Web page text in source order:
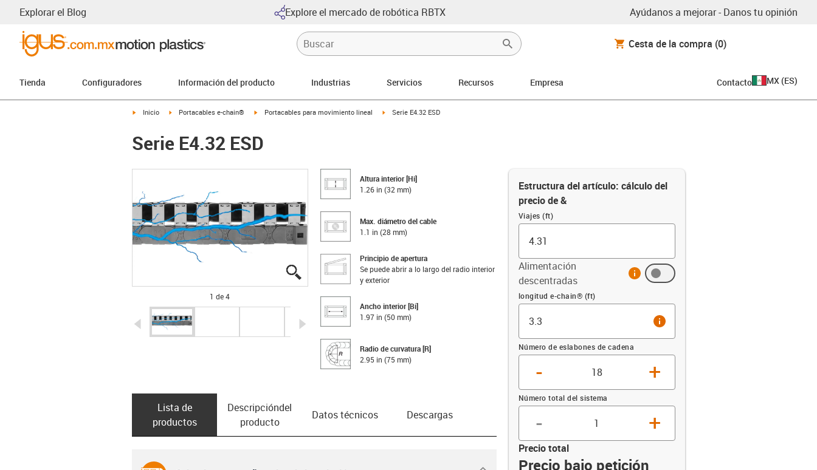
Explorar el Blog Explore el mercado de robótica RBTX Ayúdanos a mejorar - Danos tu opinión
Cesta de la compra (0)
Tienda Configuradores Información del producto Industrias Servicios Recursos Empresa Contacto MX (ES)
igus-icon-arrow-right
Inicio igus-icon-arrow-right
Portacables e-chain® igus-icon-arrow-right
Portacables para movimiento lineal igus-icon-arrow-right
Serie E4.32 ESD
Serie E4.32 ESD
igus-icon-lupe
igus-icon-lupe
igus-icon-lupe
igus-icon-lupe
1 de 4
igus-icon-arrow-left igus-icon-arrow-right
Altura interior [Hi]
1.26 in (32 mm)
Max. diámetro del cable
1.1 in (28 mm)
Principio de apertura
Se puede abrir a lo largo del radio interior
y exterior
Ancho interior [Bi]
1.97 in (50 mm)
Radio de curvatura [R]
2.95 in (75 mm)
Estructura del artículo: cálculo del
precio de &
Viajes (ft)
Alimentación
descentradas
info
Compensación (ft)
longitud e-chain® (ft)
info
Número de eslabones de cadena
- +
Número total del sistema
- +
Precio total
Precio bajo petición
Lista de
productos
Descripción­del
producto
Datos técnicos Descargas